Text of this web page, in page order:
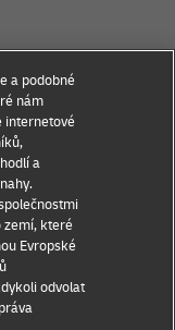
užití
souborů cookie
a podobné
nám
internetové
a
zemí, které
Evropské
odvolat